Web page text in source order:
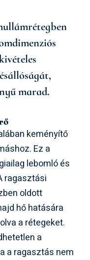
marad.
keményítő
Ez a
lebomló és
ragasztási
oldott
hő hatására
a rétegeket.
a
a ragasztás nem